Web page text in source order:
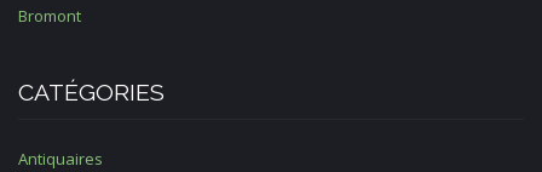
Bromont
CATÉGORIES
Antiquaires